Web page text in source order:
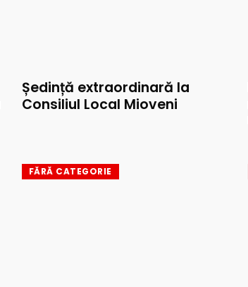
Ședință extraordinară la
Consiliul Local Mioveni
FĂRĂ CATEGORIE